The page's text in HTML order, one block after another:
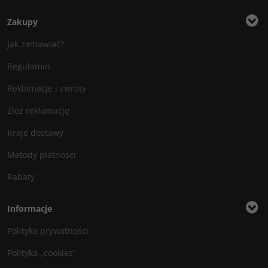
Zakupy
Jak zamawiać?
Regulamin
Reklamacje i zwroty
Złóż reklamację
Kraje dostawy
Metody płatności
Rabaty
Informacje
Polityka prywatności
Polityka „cookies”